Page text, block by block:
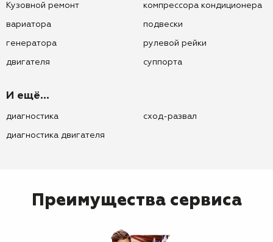
Кузовной ремонт
вариатора
генератора
двигателя
компрессора кондиционера
подвески
рулевой рейки
суппорта
И ещё...
диагностика
диагностика двигателя
сход-развал
Преимущества сервиса